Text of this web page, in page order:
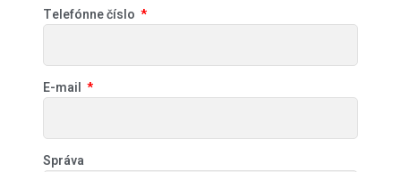
Telefónne číslo
E-mail
Správa